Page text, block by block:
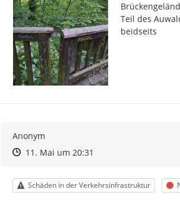
Teil des
beidseits
Anonym
Zeitpunkt des Erstellens
Zeitpunkt des Erstellens
11. Mai um 20:31
Kategorie
Schäden in der Verkehrsinfrastruktur